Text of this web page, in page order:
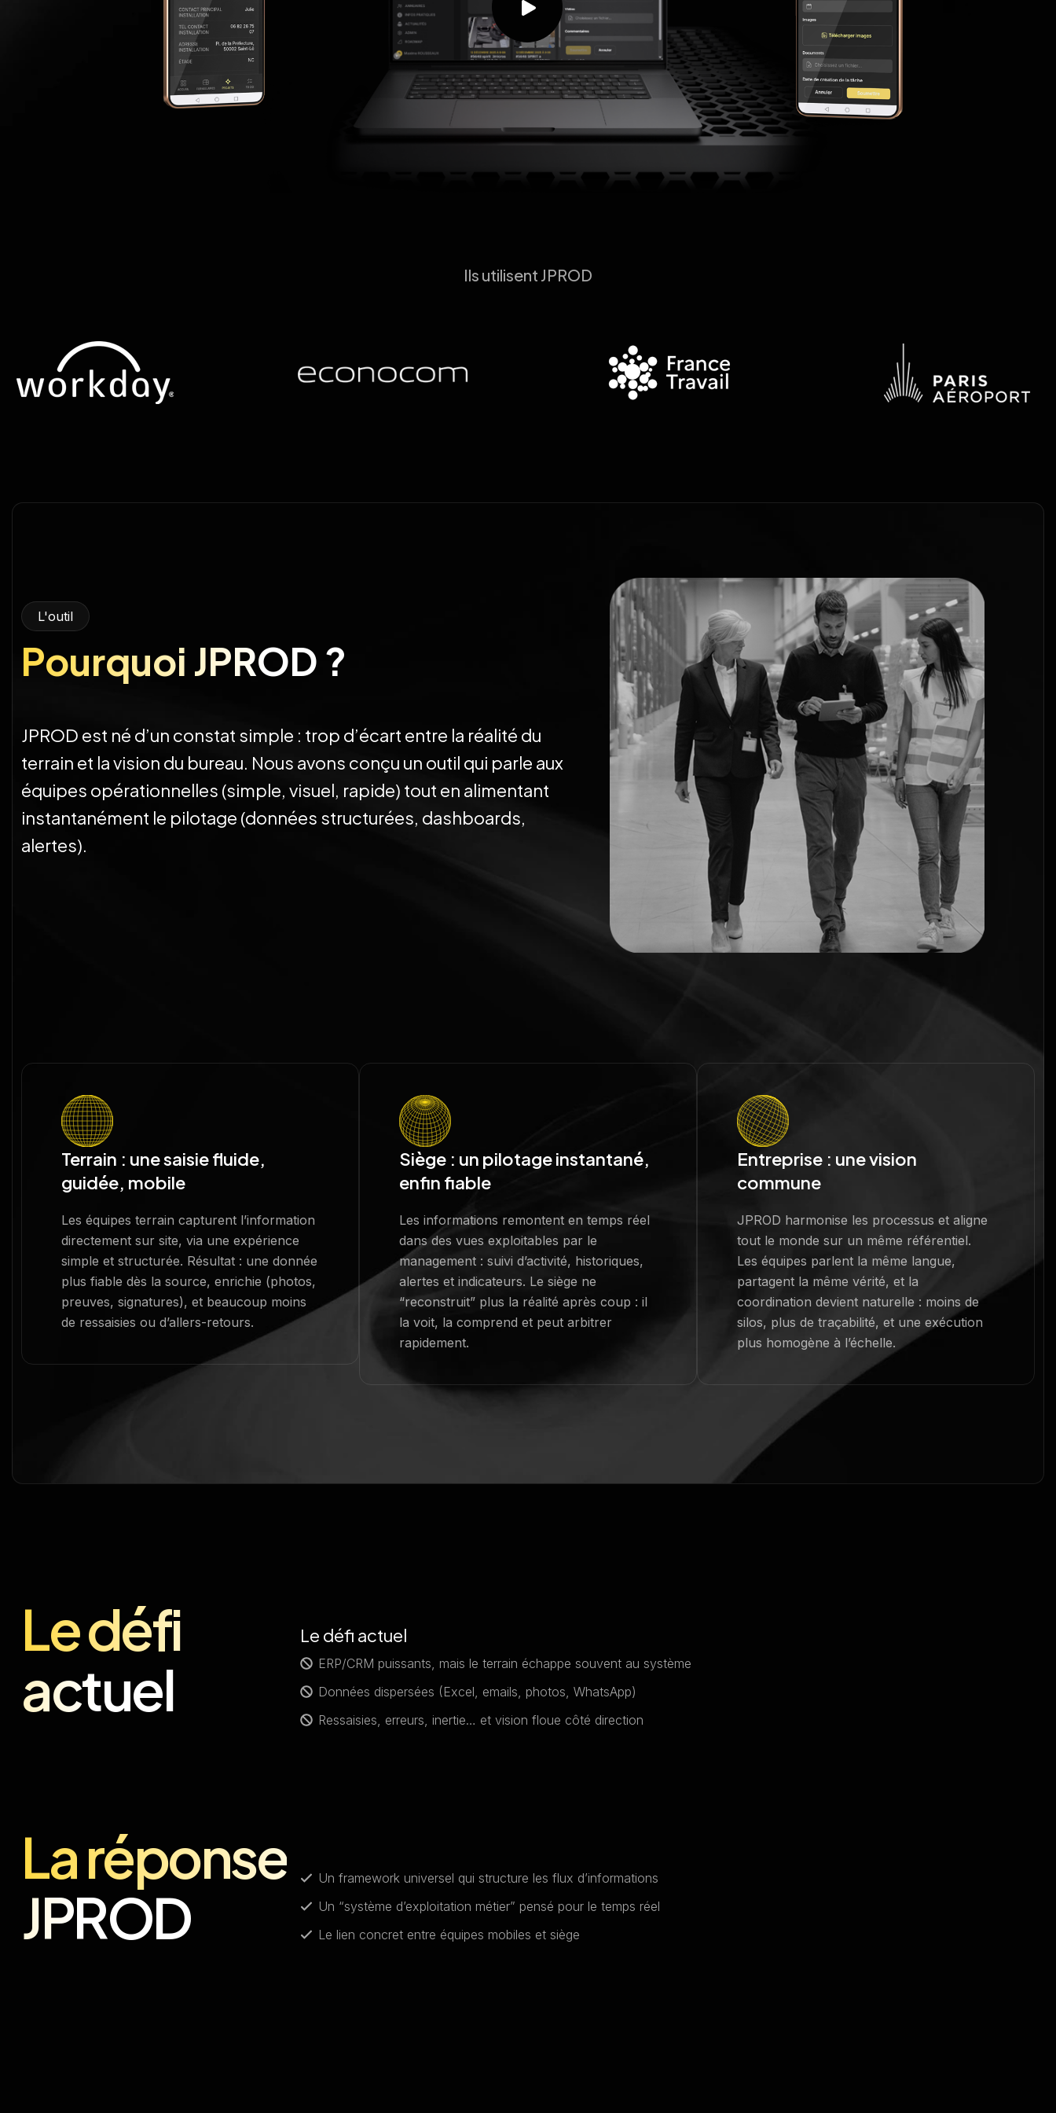
Ils utilisent JPROD
L'outil
Pourquoi JPROD ?
JPROD est né d’un constat simple : trop d’écart entre la réalité du
terrain et la vision du bureau. Nous avons conçu un outil qui parle aux
équipes opérationnelles (simple, visuel, rapide) tout en alimentant
instantanément le pilotage (données structurées, dashboards,
alertes).
Terrain : une saisie fluide,
guidée, mobile
Les équipes terrain capturent l’information
directement sur site, via une expérience
simple et structurée. Résultat : une donnée
plus fiable dès la source, enrichie (photos,
preuves, signatures), et beaucoup moins
de ressaisies ou d’allers-retours.
Siège : un pilotage instantané,
enfin fiable
Les informations remontent en temps réel
dans des vues exploitables par le
management : suivi d’activité, historiques,
alertes et indicateurs. Le siège ne
“reconstruit” plus la réalité après coup : il
la voit, la comprend et peut arbitrer
rapidement.
Entreprise : une vision
commune
JPROD harmonise les processus et aligne
tout le monde sur un même référentiel.
Les équipes parlent la même langue,
partagent la même vérité, et la
coordination devient naturelle : moins de
silos, plus de traçabilité, et une exécution
plus homogène à l’échelle.
Le défi
actuel
Le défi actuel
ERP/CRM puissants, mais le terrain échappe souvent au système
Données dispersées (Excel, emails, photos, WhatsApp)
Ressaisies, erreurs, inertie… et vision floue côté direction
La réponse
JPROD
Un framework universel qui structure les flux d’informations
Un “système d’exploitation métier” pensé pour le temps réel
Le lien concret entre équipes mobiles et siège